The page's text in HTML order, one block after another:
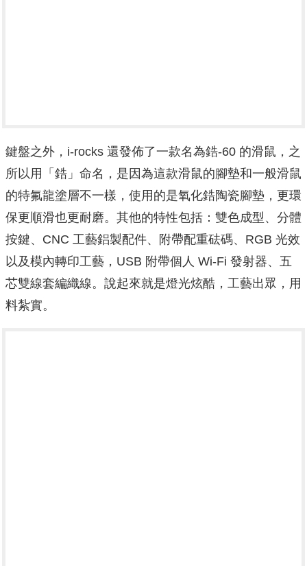
鍵盤之外，i-rocks 還發佈了一款名為鋯-60 的滑鼠，之
所以用「鋯」命名，是因為這款滑鼠的腳墊和一般滑鼠
的特氟龍塗層不一樣，使用的是氧化鋯陶瓷腳墊，更環
保更順滑也更耐磨。其他的特性包括：雙色成型、分體
按鍵、CNC 工藝鋁製配件、附帶配重砝碼、RGB 光效
以及模內轉印工藝，USB 附帶個人 Wi-Fi 發射器、五
芯雙線套編織線。說起來就是燈光炫酷，工藝出眾，用
料紮實。